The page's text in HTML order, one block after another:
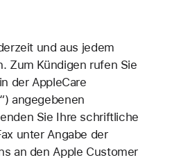
und aus jedem
Zum Kündigen rufen Sie
der AppleCare
angegebenen
Sie Ihre schriftliche
unter Angabe der
an den Apple Customer